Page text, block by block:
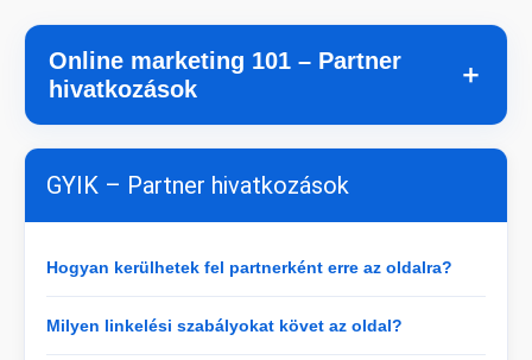
Online marketing 101 – Partner
hivatkozások
＋
GYIK – Partner hivatkozások
Hogyan kerülhetek fel partnerként erre az oldalra?
Milyen linkelési szabályokat követ az oldal?